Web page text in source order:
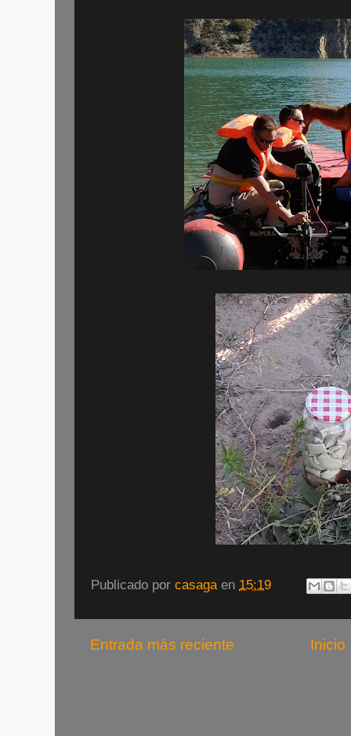
Publicado por casaga en 15:19
Entrada más reciente Inicio